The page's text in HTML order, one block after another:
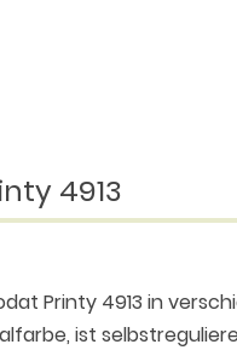
4913
Printy 4913 in
ist